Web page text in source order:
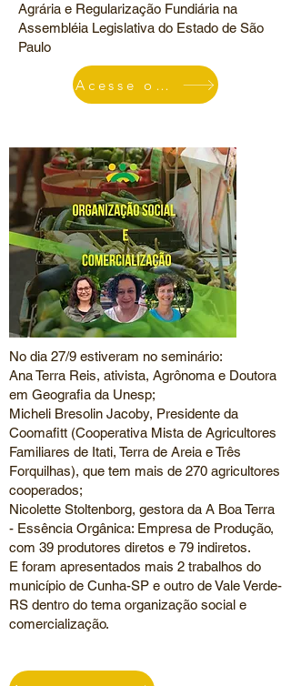
Agrária e Regularização Fundiária na
Assembléia Legislativa do Estado de São
Paulo
Acesse o Vídeo
No dia 27/9 estiveram no seminário:
Ana Terra Reis, ativista, Agrônoma e Doutora
em Geografia da Unesp;
Micheli Bresolin Jacoby, Presidente da
Coomafitt (Cooperativa Mista de Agricultores
Familiares de Itati, Terra de Areia e Três
Forquilhas), que tem mais de 270 agricultores
cooperados;
Nicolette Stoltenborg, gestora da A Boa Terra
- Essência Orgânica: Empresa de Produção,
com 39 produtores diretos e 79 indiretos.
E foram apresentados mais 2 trabalhos do
município de Cunha-SP e outro de Vale Verde-
RS dentro do tema organização social e
comercialização.